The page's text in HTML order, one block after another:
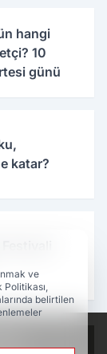
hangi
10
günü
katar?
ve
belirtilen